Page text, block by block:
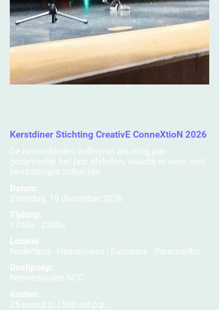
Kerstdiner Stichting CreativE ConneXtioN 2026
De netwerkleden zullen net als vorig jaar
gezamenlijk het jaar afsluiten, waarbij er weer veel
verrassingen zullen zijn.
Datum:
Zaterdag, 19 december 2026
Tijdstip:
1700u - 2300u
Locatie:
Nederland - Heerenveen | Suriname - Paramaribo
Doelgroep:
Netwerkleden SCC
Kosten:
25 euro p.p. | 500 srd p.p.